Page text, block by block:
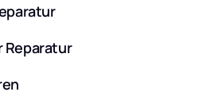
Reparatur